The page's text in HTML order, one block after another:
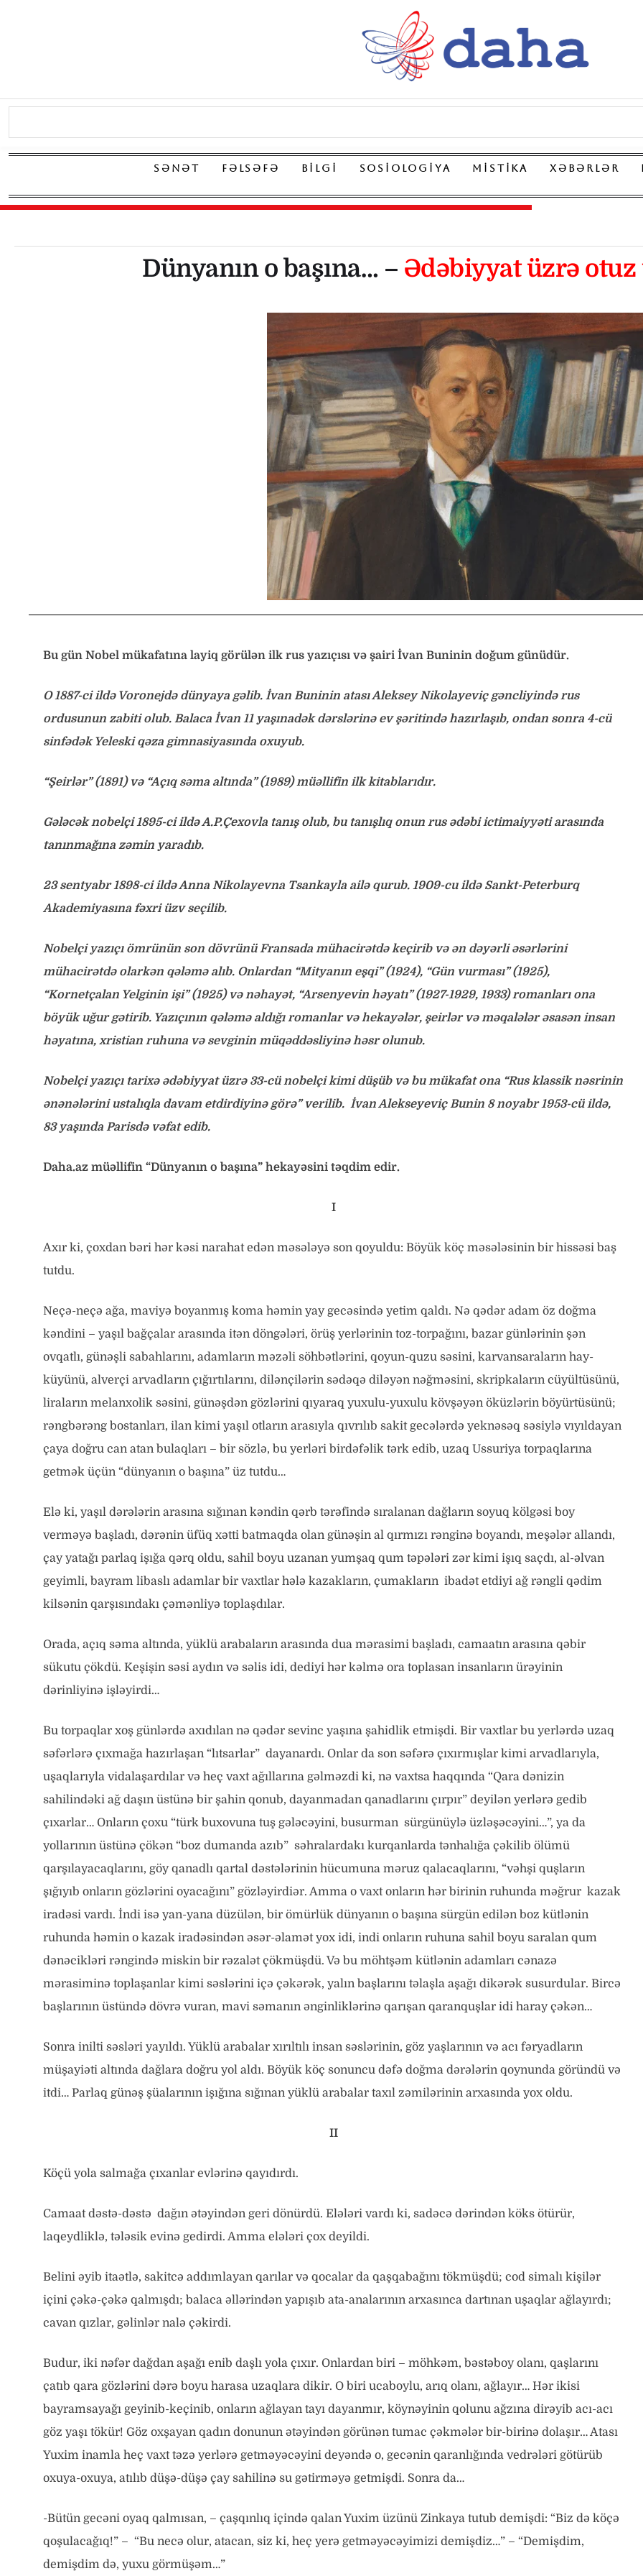
SƏNƏT FƏLSƏFƏ BILGI SOSIOLOGIYA MISTIKA XƏBƏRLƏR
Dünyanın o başına… – Ədəbiyyat üzrə
Bu gün Nobel mükafatına layiq görülən ilk rus yazıçısı və şairi İvan Buninin doğum günüdür.
O 1887-ci ildə Voronejdə dünyaya gəlib. İvan Buninin atası Aleksey Nikolayeviç gəncliyində rus
ordusunun zabiti olub. Balaca İvan 11 yaşınadək dərslərinə ev şəritində hazırlaşıb, ondan sonra 4-cü
sinfədək Yeleski qəza gimnasiyasında oxuyub.
“Şeirlər” (1891) və “Açıq səma altında” (1989) müəllifin ilk kitablarıdır.
Gələcək nobelçi 1895-ci ildə A.P.Çexovla tanış olub, bu tanışlıq onun rus ədəbi ictimaiyyəti arasında
tanınmağına zəmin yaradıb.
23 sentyabr 1898-ci ildə Anna Nikolayevna Tsankayla ailə qurub. 1909-cu ildə Sankt-Peterburq
Akademiyasına fəxri üzv seçilib.
Nobelçi yazıçı ömrünün son dövrünü Fransada mühacirətdə keçirib və ən dəyərli əsərlərini
mühacirətdə olarkən qələmə alıb. Onlardan “Mityanın eşqi” (1924), “Gün vurması” (1925),
“Kornetçalan Yelginin işi” (1925) və nəhayət, “Arsenyevin həyatı” (1927-1929, 1933) romanları ona
böyük uğur gətirib. Yazıçının qələmə aldığı romanlar və hekayələr, şeirlər və məqalələr əsasən insan
həyatına, xristian ruhuna və sevginin müqəddəsliyinə həsr olunub.
Nobelçi yazıçı tarixə ədəbiyyat üzrə 33-cü nobelçi kimi düşüb və bu mükafat ona “Rus klassik nəsrinin
ənənələrini ustalıqla davam etdirdiyinə görə” verilib. İvan Alekseyeviç Bunin 8 noyabr 1953-cü ildə,
83 yaşında Parisdə vəfat edib.
Daha.az müəllifin “Dünyanın o başına” hekayəsini təqdim edir.
I
Axır ki, çoxdan bəri hər kəsi narahat edən məsələyə son qoyuldu: Böyük köç məsələsinin bir hissəsi baş
tutdu.
Neçə-neçə ağa, maviyə boyanmış koma həmin yay gecəsində yetim qaldı. Nə qədər adam öz doğma
kəndini – yaşıl bağçalar arasında itən döngələri, örüş yerlərinin toz-torpağını, bazar günlərinin şən
ovqatlı, günəşli sabahlarını, adamların məzəli söhbətlərini, qoyun-quzu səsini, karvansaraların hay-
küyünü, alverçi arvadların çığırtılarını, dilənçilərin sədəqə diləyən nəğməsini, skripkaların cüyültüsünü,
liraların melanxolik səsini, günəşdən gözlərini qıyaraq yuxulu-yuxulu kövşəyən öküzlərin böyürtüsünü;
rəngbərəng bostanları, ilan kimi yaşıl otların arasıyla qıvrılıb sakit gecələrdə yeknəsəq səsiylə vıyıldayan
çaya doğru can atan bulaqları – bir sözlə, bu yerləri birdəfəlik tərk edib, uzaq Ussuriya torpaqlarına
getmək üçün “dünyanın o başına” üz tutdu…
Elə ki, yaşıl dərələrin arasına sığınan kəndin qərb tərəfində sıralanan dağların soyuq kölgəsi boy
verməyə başladı, dərənin üfüq xətti batmaqda olan günəşin al qırmızı rənginə boyandı, meşələr allandı,
çay yatağı parlaq işığa qərq oldu, sahil boyu uzanan yumşaq qum təpələri zər kimi işıq saçdı, al-əlvan
geyimli, bayram libaslı adamlar bir vaxtlar hələ kazakların, çumakların ibadət etdiyi ağ rəngli qədim
kilsənin qarşısındakı çəmənliyə toplaşdılar.
Orada, açıq səma altında, yüklü arabaların arasında dua mərasimi başladı, camaatın arasına qəbir
sükutu çökdü. Keşişin səsi aydın və səlis idi, dediyi hər kəlmə ora toplasan insanların ürəyinin
dərinliyinə işləyirdi…
Bu torpaqlar xoş günlərdə axıdılan nə qədər sevinc yaşına şahidlik etmişdi. Bir vaxtlar bu yerlərdə uzaq
səfərlərə çıxmağa hazırlaşan “lıtsarlar” dayanardı. Onlar da son səfərə çıxırmışlar kimi arvadlarıyla,
uşaqlarıyla vidalaşardılar və heç vaxt ağıllarına gəlməzdi ki, nə vaxtsa haqqında “Qara dənizin
sahilindəki ağ daşın üstünə bir şahin qonub, dayanmadan qanadlarını çırpır” deyilən yerlərə gedib
çıxarlar… Onların çoxu “türk buxovuna tuş gələcəyini, busurman sürgünüylə üzləşəcəyini…”, ya da
yollarının üstünə çökən “boz dumanda azıb” səhralardakı kurqanlarda tənhalığa çəkilib ölümü
qarşılayacaqlarını, göy qanadlı qartal dəstələrinin hücumuna məruz qalacaqlarını, “vəhşi quşların
şığıyıb onların gözlərini oyacağını” gözləyirdiər. Amma o vaxt onların hər birinin ruhunda məğrur kazak
iradəsi vardı. İndi isə yan-yana düzülən, bir ömürlük dünyanın o başına sürgün edilən boz kütlənin
ruhunda həmin o kazak iradəsindən əsər-əlamət yox idi, indi onların ruhuna sahil boyu saralan qum
dənəcikləri rəngində miskin bir rəzalət çökmüşdü. Və bu möhtşəm kütlənin adamları cənazə
mərasiminə toplaşanlar kimi səslərini içə çəkərək, yalın başlarını təlaşla aşağı dikərək susurdular. Bircə
başlarının üstündə dövrə vuran, mavi səmanın ənginliklərinə qarışan qaranquşlar idi haray çəkən…
Sonra inilti səsləri yayıldı. Yüklü arabalar xırıltılı insan səslərinin, göz yaşlarının və acı fəryadların
müşayiəti altında dağlara doğru yol aldı. Böyük köç sonuncu dəfə doğma dərələrin qoynunda göründü və
itdi… Parlaq günəş şüalarının işığına sığınan yüklü arabalar taxıl zəmilərinin arxasında yox oldu.
II
Köçü yola salmağa çıxanlar evlərinə qayıdırdı.
Camaat dəstə-dəstə dağın ətəyindən geri dönürdü. Elələri vardı ki, sadəcə dərindən köks ötürür,
laqeydliklə, tələsik evinə gedirdi. Amma elələri çox deyildi.
Belini əyib itaətlə, sakitcə addımlayan qarılar və qocalar da qaşqabağını tökmüşdü; cod simalı kişilər
içini çəkə-çəkə qalmışdı; balaca əllərindən yapışıb ata-analarının arxasınca dartınan uşaqlar ağlayırdı;
cavan qızlar, gəlinlər nalə çəkirdi.
Budur, iki nəfər dağdan aşağı enib daşlı yola çıxır. Onlardan biri – möhkəm, bəstəboy olanı, qaşlarını
çatıb qara gözlərini dərə boyu harasa uzaqlara dikir. O biri ucaboylu, arıq olanı, ağlayır… Hər ikisi
bayramsayağı geyinib-keçinib, onların ağlayan tayı dayanmır, köynəyinin qolunu ağzına dirəyib acı-acı
göz yaşı tökür! Göz oxşayan qadın donunun ətəyindən görünən tumac çəkmələr bir-birinə dolaşır… Atası
Yuxim inamla heç vaxt təzə yerlərə getməyəcəyini deyəndə o, gecənin qaranlığında vedrələri götürüb
oxuya-oxuya, atılıb düşə-düşə çay sahilinə su gətirməyə getmişdi. Sonra da…
-Bütün gecəni oyaq qalmısan, – çaşqınlıq içində qalan Yuxim üzünü Zinkaya tutub demişdi: “Biz də köçə
qoşulacağıq!” – “Bu necə olur, atacan, siz ki, heç yerə getməyəcəyimizi demişdiz…” – “Demişdim,
demişdim də, yuxu görmüşəm…”